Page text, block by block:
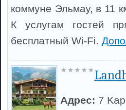
коммуне Эльмау, в 11
К услугам гостей
бесплатный Wi-Fi.
Адрес: 7